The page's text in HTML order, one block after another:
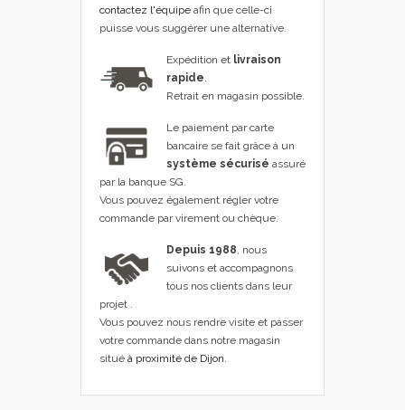
contactez l'équipe afin que celle-ci
puisse vous suggérer une alternative.
Expédition et livraison
rapide.
Retrait en magasin possible.
Le paiement par carte
bancaire se fait grâce à un
système sécurisé assuré
par la banque SG.
Vous pouvez également régler votre
commande par virement ou chèque.
Depuis 1988, nous
suivons et accompagnons
tous nos clients dans leur
projet .
Vous pouvez nous rendre visite et passer
votre commande dans notre magasin
situé à proximité de Dijon.